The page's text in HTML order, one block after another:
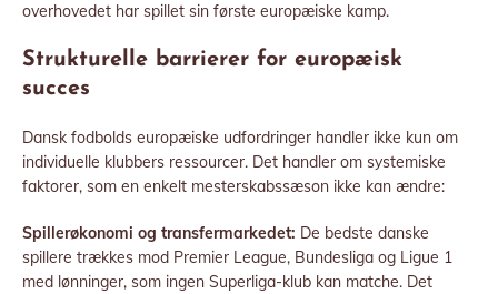
overhovedet har spillet sin første europæiske kamp.
Strukturelle barrierer for europæisk
succes
Dansk fodbolds europæiske udfordringer handler ikke kun om
individuelle klubbers ressourcer. Det handler om systemiske
faktorer, som en enkelt mesterskabssæson ikke kan ændre:
Spillerøkonomi og transfermarkedet: De bedste danske
spillere trækkes mod Premier League, Bundesliga og Ligue 1
med lønninger, som ingen Superliga-klub kan matche. Det